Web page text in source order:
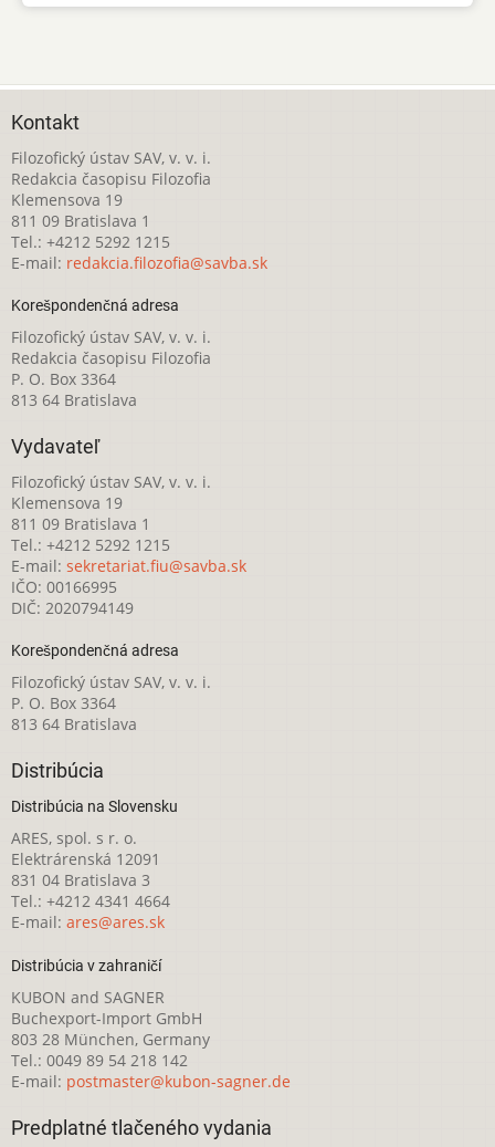
Kontakt
Filozofický ústav SAV, v. v. i.
Redakcia časopisu Filozofia
Klemensova 19
811 09 Bratislava 1
Tel.: +4212 5292 1215
E-mail: redakcia.filozofia@savba.sk
Korešpondenčná adresa
Filozofický ústav SAV, v. v. i.
Redakcia časopisu Filozofia
P. O. Box 3364
813 64 Bratislava
Vydavateľ
Filozofický ústav SAV, v. v. i.
Klemensova 19
811 09 Bratislava 1
Tel.: +4212 5292 1215
E-mail: sekretariat.fiu@savba.sk
IČO: 00166995
DIČ: 2020794149
Korešpondenčná adresa
Filozofický ústav SAV, v. v. i.
P. O. Box 3364
813 64 Bratislava
Distribúcia
Distribúcia na Slovensku
ARES, spol. s r. o.
Elektrárenská 12091
831 04 Bratislava 3
Tel.: +4212 4341 4664
E-mail: ares@ares.sk
Distribúcia v zahraničí
KUBON and SAGNER
Buchexport-Import GmbH
803 28 München, Germany
Tel.: 0049 89 54 218 142
E-mail: postmaster@kubon-sagner.de
Predplatné tlačeného vydania